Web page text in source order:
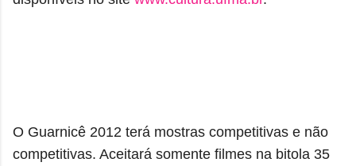
O Guarnicê 2012 terá mostras competitivas e não
competitivas. Aceitará somente filmes na bitola 35